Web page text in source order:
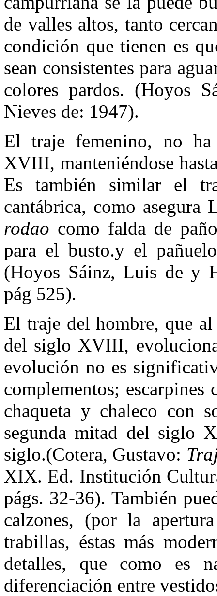
de valles altos, tanto
condición que tienen es
sean consistentes para
colores pardos. (Hoyos
Nieves de: 1947).
El traje femenino, no
XVIII, manteniéndose
Es también similar el
cantábrica, como asegura
rodao como falda de
para el busto.y el
(Hoyos Sáinz, Luis de y
pág 525).
El traje del hombre, que
del siglo XVIII,
evolución no es
complementos;
chaqueta y chaleco con
segunda mitad del siglo
siglo.(Cotera, Gustavo:
XIX. Ed. Institución
págs. 32-36). También
calzones, (por la
trabillas, éstas más
detalles, que como es
diferenciación entre